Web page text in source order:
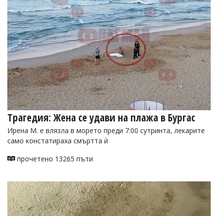
УКРАЙНА
СПОРТ
РАЗСЛЕДВАНЕ
БИЗНЕС
ЮГ
Управители:
Веселин
Василев,
email:
v.vasilev@flagman.bg
Катя
Касабова,
Иван
Колев,
email:
office@flagman.bg
Трагедия: Жена се удави на плажа в Бургас
Ирена М. е влязла в морето преди 7:00 сутринта, лекарите
само констатираха смъртта ѝ
прочетено 13265 пъти